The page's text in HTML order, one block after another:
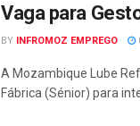
Vaga para
BY INFROMOZ EMPREGO
A Mozambique Lube
Fábrica (Sénior) para